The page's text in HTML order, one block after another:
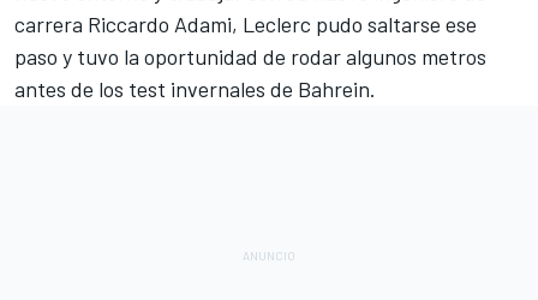
carrera Riccardo Adami, Leclerc pudo saltarse ese
paso y tuvo la oportunidad de rodar algunos metros
antes de los test invernales de Bahrein.